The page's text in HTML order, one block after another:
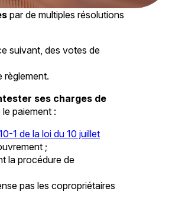
par de multiples résolutions
suivant, des votes de
règlement.
ses charges de
paiement :
1 de la loi du 10 juillet
;
la procédure de
pas les copropriétaires